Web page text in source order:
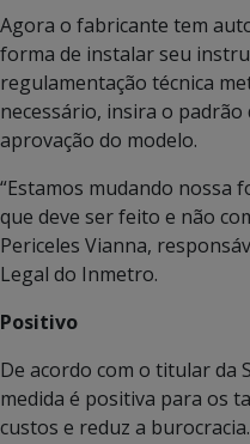
Agora o fabricante tem
forma de instalar seu
regulamentação técnica
necessário, insira o
aprovação do modelo.
“Estamos mudando nossa
que deve ser feito e não
Periceles Vianna,
Legal do Inmetro.
Positivo
De acordo com o titular da
medida é positiva para os
custos e reduz a